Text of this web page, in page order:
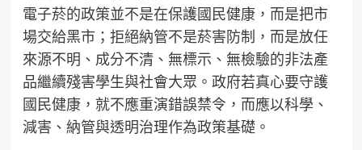
電子菸的政策並不是在保護國民健康，而是把市
場交給黑市；拒絕納管不是菸害防制，而是放任
來源不明、成分不清、無標示、無檢驗的非法產
品繼續殘害學生與社會大眾。政府若真心要守護
國民健康，就不應重演錯誤禁令，而應以科學、
減害、納管與透明治理作為政策基礎。